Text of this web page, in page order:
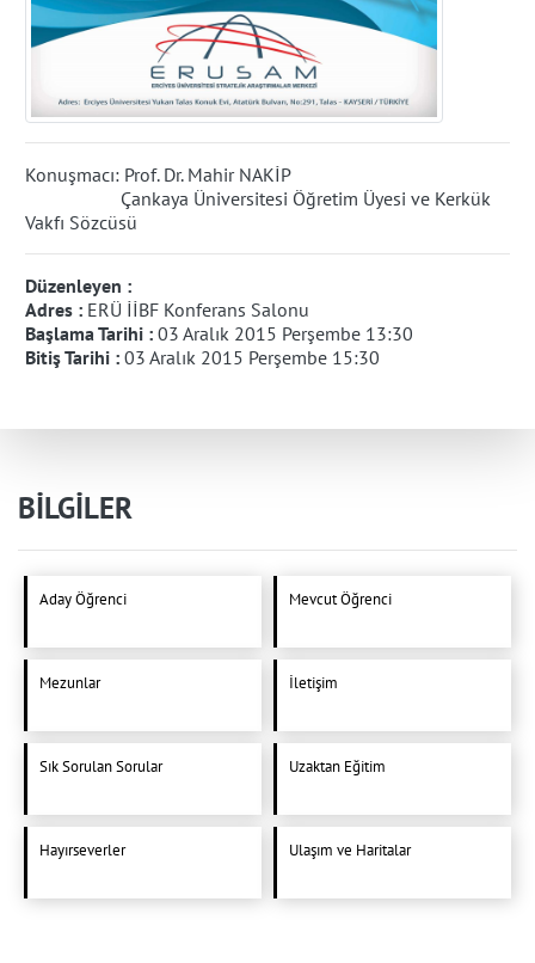
Konuşmacı: Prof. Dr. Mahir NAKİP
Çankaya Üniversitesi Öğretim Üyesi ve Kerkük
Vakfı Sözcüsü
Düzenleyen :
Adres : ERÜ İİBF Konferans Salonu
Başlama Tarihi : 03 Aralık 2015 Perşembe 13:30
Bitiş Tarihi : 03 Aralık 2015 Perşembe 15:30
BİLGİLER
Aday Öğrenci Mevcut Öğrenci
Mezunlar İletişim
Sık Sorulan Sorular Uzaktan Eğitim
Hayırseverler Ulaşım ve Haritalar